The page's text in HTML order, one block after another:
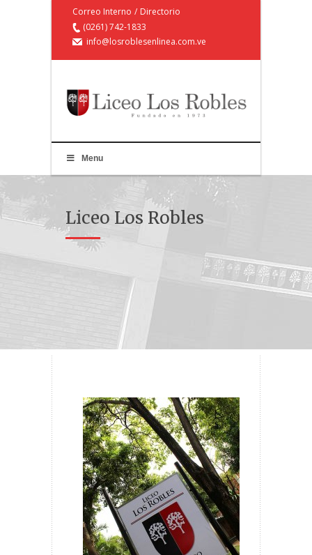
Correo Interno / Directorio
(0261) 742-1833
info@losroblesenlinea.com.ve
Menu
Liceo Los Robles